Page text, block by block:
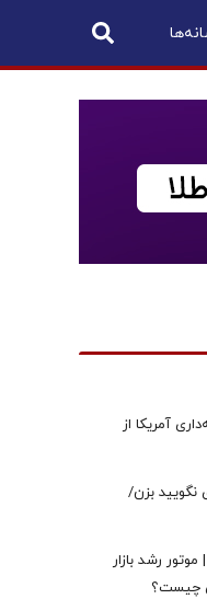
آمریکا از
نگویید بزن/
پیش بینی بورس فردا شنبه 17 مرداد 1405 | موتور رشد بازار
چیست؟